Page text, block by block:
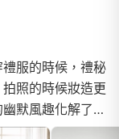
服的時候，禮秘
照的時候妝造更
默風趣化解了平
薦